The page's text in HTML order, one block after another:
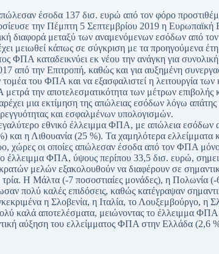
έσοδα 137 δισ. ευρώ από τον φόρο
την Πέμπτη 5 Σεπτεμβρίου 2019 η
διαφορά μεταξύ των αναμενόμενων εσόδων από
μειωθεί κάπως σε σύγκριση με τα προηγούμενα
ΦΠΑ καταδεικνύει εκ νέου την ανάγκη για
από την Επιτροπή, καθώς και για αυξημένη
του ΦΠΑ και να εξασφαλιστεί η λειτουργία των
την αποτελεσματικότητα των μέτρων
μια εκτίμηση της απώλειας εσόδων λόγω
και εσφαλμένων υπολογισμών.
εθνικό έλλειμμα ΦΠΑ, με απώλεια
η Λιθουανία (25 %). Τα χαμηλότερα ελλείμματα
χώρες οι οποίες απώλεσαν έσοδα από τον ΦΠΑ
έλλειμμα ΦΠΑ, ύψους περίπου 33,5 δισ. ευρώ,
κρατών μελών εξακολουθούν να διαφέρουν σε
Η Μάλτα (-7 ποσοστιαίες μονάδες), η Πολωνία
πολύ καλές επιδόσεις, καθώς κατέγραψαν
η Σλοβενία, η Ιταλία, το Λουξεμβούργο, η
καλά αποτελέσματα, μειώνοντας το έλλειμμα ΦΠΑ
αύξηση του ελλείμματος ΦΠΑ στην Ελλάδα (2,6